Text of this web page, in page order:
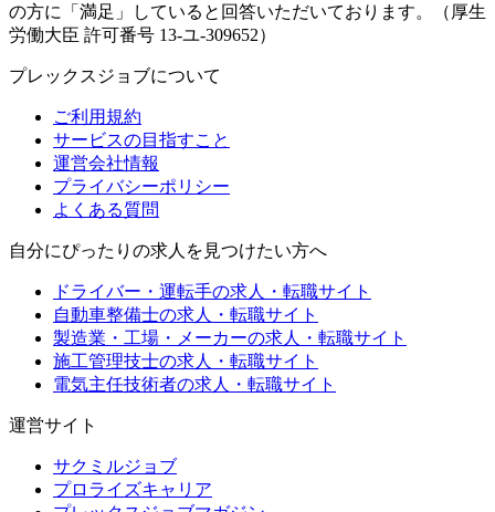
の方に「満足」していると回答いただいております。（厚生
労働大臣 許可番号 13-ユ-309652）
プレックスジョブについて
ご利用規約
サービスの目指すこと
運営会社情報
プライバシーポリシー
よくある質問
自分にぴったりの求人を見つけたい方へ
ドライバー・運転手の求人・転職サイト
自動車整備士の求人・転職サイト
製造業・工場・メーカーの求人・転職サイト
施工管理技士の求人・転職サイト
電気主任技術者の求人・転職サイト
運営サイト
サクミルジョブ
プロライズキャリア